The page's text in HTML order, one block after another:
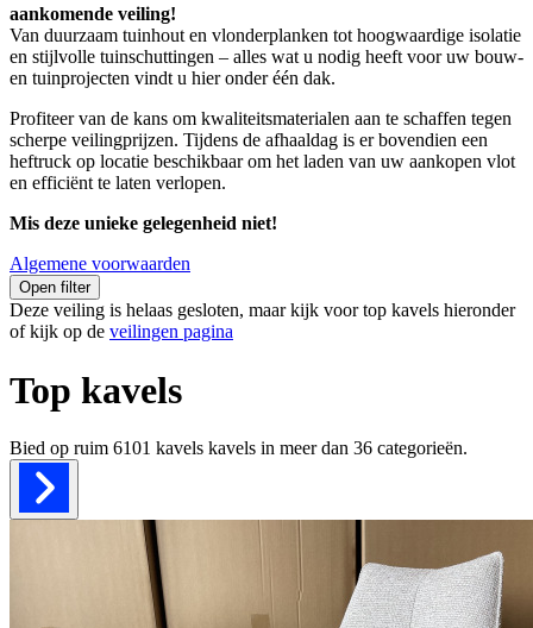
aankomende veiling!
Van duurzaam tuinhout en vlonderplanken tot hoogwaardige isolatie
en stijlvolle tuinschuttingen – alles wat u nodig heeft voor uw bouw-
en tuinprojecten vindt u hier onder één dak.
Profiteer van de kans om kwaliteitsmaterialen aan te schaffen tegen
scherpe veilingprijzen. Tijdens de afhaaldag is er bovendien een
heftruck op locatie beschikbaar om het laden van uw aankopen vlot
en efficiënt te laten verlopen.
Mis deze unieke gelegenheid niet!
Algemene voorwaarden
Open filter
Deze veiling is helaas gesloten, maar kijk voor top kavels hieronder
of kijk op de veilingen pagina
Top kavels
Bied op ruim 6101 kavels kavels in meer dan 36 categorieën.